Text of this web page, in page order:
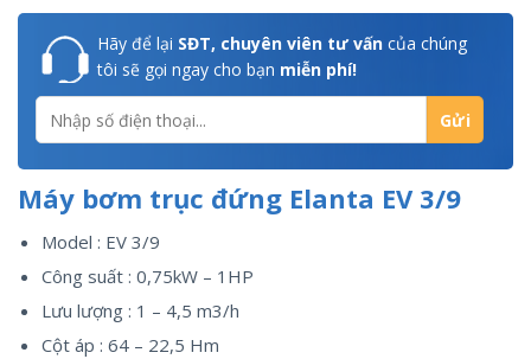
Hãy để lại SĐT, chuyên viên tư vấn của chúng
tôi sẽ gọi ngay cho bạn miễn phí!
Máy bơm trục đứng Elanta EV 3/9
Model : EV 3/9
Công suất : 0,75kW – 1HP
Lưu lượng : 1 – 4,5 m3/h
Cột áp : 64 – 22,5 Hm